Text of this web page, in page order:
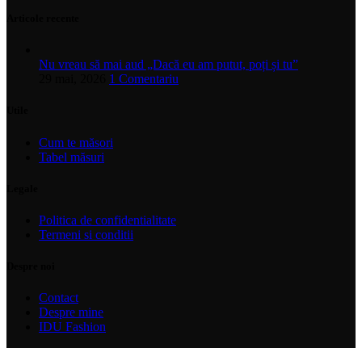
Nu vreau să mai aud „Dacă eu am putut, poți și tu”
1 Comentariu
Cum te măsori
Tabel măsuri
Politica de confidentialitate
Termeni si conditii
Contact
Despre mine
IDU Fashion